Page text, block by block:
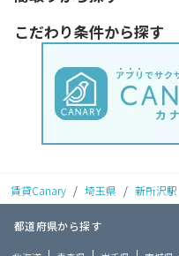
こだわり条件から探す
賃貸Canary / 埼玉県 / 新所沢駅
都道府県から探す